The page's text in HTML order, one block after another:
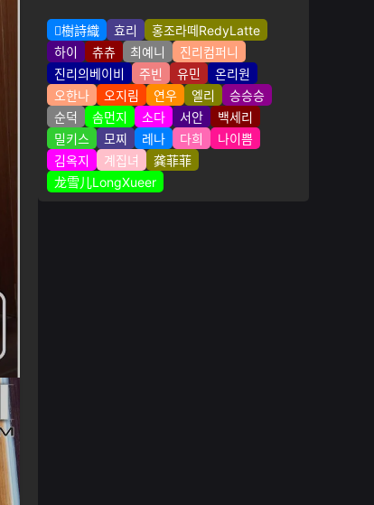
樹詩織 효리
홍조라떼RedyLatte
하이
츄츄 최예니
진리컴퍼니
진리의베이비
주빈 유민
온리원
오한나
오지림 연우 엘리
승승승
순덕
솜먼지 소다 서안
백세리
밀키스
모찌 레나 다희
나이쁨
김옥지
계집녀
龚菲菲
龙雪儿LongXueer